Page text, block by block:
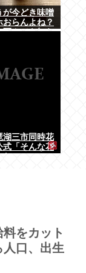
が今どき味噌
らんよね？
死んでも知ら
湖三市同時花
式「そんな花
料をカット
人口、出生